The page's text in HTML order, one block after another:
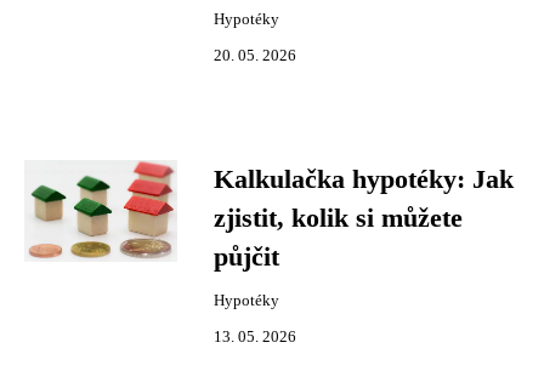
Hypotéky
20. 05. 2026
Kalkulačka hypotéky: Jak
zjistit, kolik si můžete
půjčit
Hypotéky
13. 05. 2026